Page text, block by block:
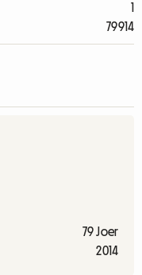
1
79914
79 Joer
2014